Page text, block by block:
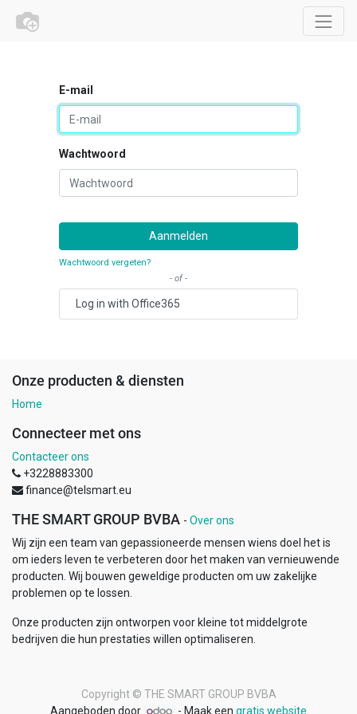
E-mail
Wachtwoord
Aanmelden
Wachtwoord vergeten?
- of -
Log in with Office365
Onze producten & diensten
Home
Connecteer met ons
Contacteer ons
+3228883300
finance@telsmart.eu
THE SMART GROUP BVBA - Over ons
Wij zijn een team van gepassioneerde mensen wiens doel het is
om ieders leven te verbeteren door het maken van vernieuwende
producten. Wij bouwen geweldige producten om uw zakelijke
problemen op te lossen.
Onze producten zijn ontworpen voor kleine tot middelgrote
bedrijven die hun prestaties willen optimaliseren.
Copyright © THE SMART GROUP BVBA
Aangeboden door
- Maak eengratis website